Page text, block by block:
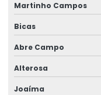
Serviço para
Treinamento para
Treinamento para
Treinamento de
Martinho Campos
Bicas
Abre Campo
Alterosa
Joaíma